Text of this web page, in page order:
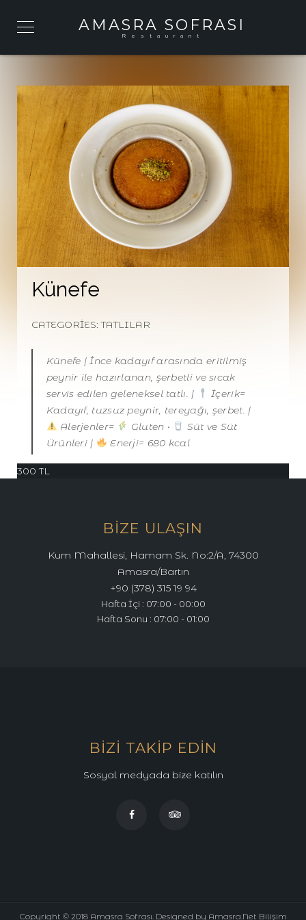
AMASRA SOFRASI
Restaurant
Künefe
CATEGORIES:TATLILAR
Künefe | İnce kadayıf arasında eritilmiş
peynir ile hazırlanan, şerbetli ve sıcak
servis edilen geleneksel tatlı. |
İçerik=
Kadayıf, tuzsuz peynir, tereyağı, şerbet. |
Alerjenler=
Gluten •
Süt ve Süt
Ürünleri |
Enerji= 680 kcal
300TL
BIZE ULAŞIN
Kum Mahallesi, Hamam Sk. No:2/A, 74300
Amasra/Bartın
+90 (378) 315 19 94
Hafta İçi : 07:00 - 00:00
Hafta Sonu : 07:00 - 01:00
BIZI TAKIP EDIN
Sosyal medyada bize katılın
Copyright © 2018 Amasra Sofrası. Designed by Amasra.Net Bilişim